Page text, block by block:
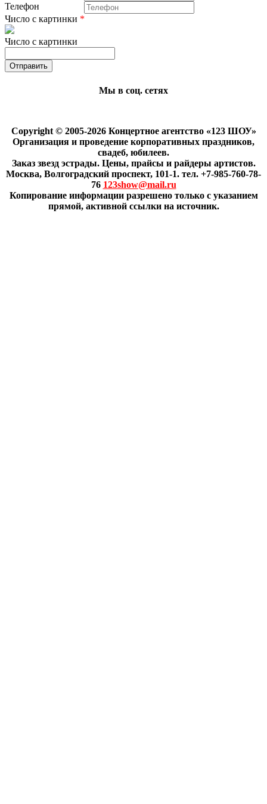
Телефон
Число с картинки *
Число с картинки
Мы в соц. сетях
Copyright © 2005-2026 Концертное агентство «123 ШОУ»
Организация и проведение корпоративных праздников,
свадеб, юбилеев.
Заказ звезд эстрады. Цены, прайсы и райдеры артистов.
Москва, Волгоградский проспект, 101-1. тел. +7-985-760-78-
76 123show@mail.ru
Копирование информации разрешено только с указанием
прямой, активной ссылки на источник.